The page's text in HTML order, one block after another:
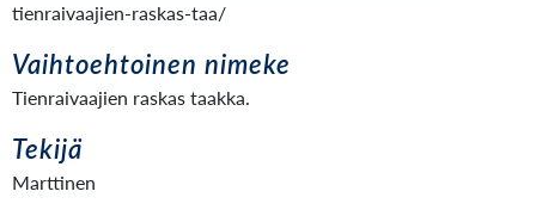
tienraivaajien-raskas-taa/
Vaihtoehtoinen nimeke
Tienraivaajien raskas taakka.
Tekijä
Marttinen